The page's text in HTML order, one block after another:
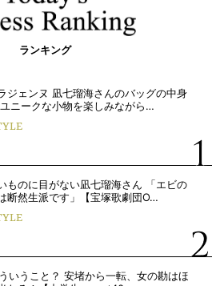
ランキング
ジェンヌ 凪七瑠海さんのバッグの中身
ニークな小物を楽しみながら…
ものに目がない凪七瑠海さん 「エビの
断然生派です」【宝塚歌劇団O…
いうこと？ 安堵から一転、女の勘はほ